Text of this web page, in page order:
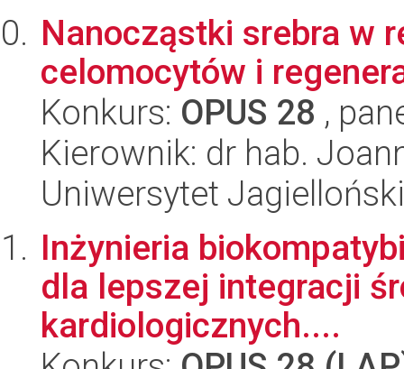
Nanocząstki srebra w
celomocytów i
Konkurs: OPUS 28 ,
Kierownik: dr hab.
Uniwersytet Jagielloński
Inżynieria
dla lepszej integracji
kardiologicznych....